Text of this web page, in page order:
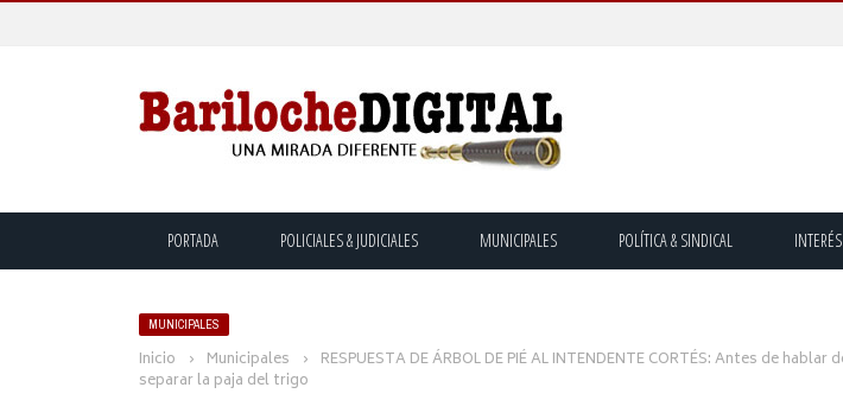
PORTADA POLICIALES & JUDICIALES MUNICIPALES POLÍTICA & SINDICAL
MUNICIPALES
Inicio › Municipales › RESPUESTA DE ÁRBOL DE PIÉ AL INTENDENTE CORTÉS: Antes de
separar la paja del trigo